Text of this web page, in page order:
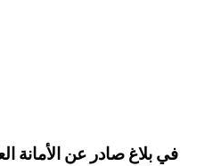
في بلاغ صادر عن الأمانة